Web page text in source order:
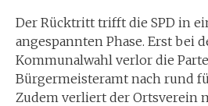
Der Rücktritt trifft die SPD in
angespannten Phase. Erst bei
Kommunalwahl verlor die
Bürgermeisteramt nach rund
Zudem verliert der Ortsverein